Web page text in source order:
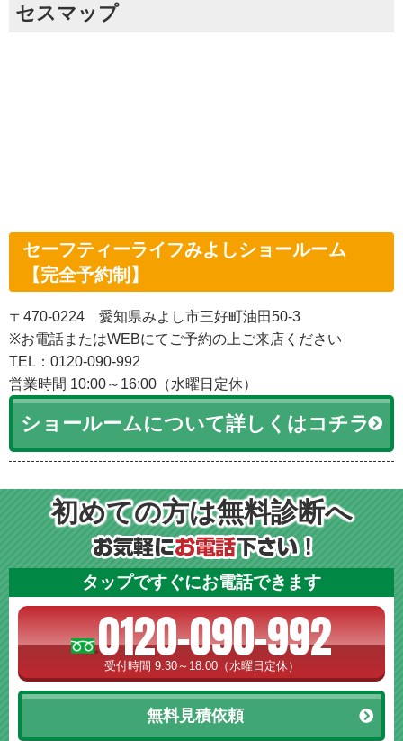
セスマップ
セーフティーライフみよしショールーム
【完全予約制】
〒470-0224 愛知県みよし市三好町油田50-3
※お電話またはWEBにてご予約の上ご来店ください
TEL：0120-090-992
営業時間 10:00～16:00（水曜日定休）
ショールームについて詳しくはコチラ
初めての方は無料診断へ
タップですぐにお電話できます
0120-090-992
受付時間 9:30～18:00（水曜日定休）
無料見積依頼